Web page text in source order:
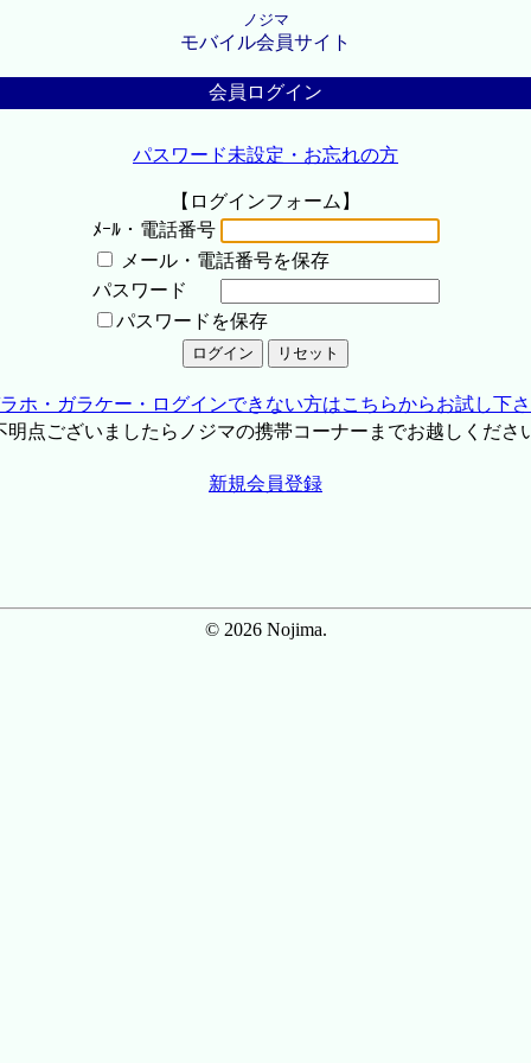
ノジマ
モバイル会員サイト
会員ログイン
パスワード未設定・お忘れの方
【ログインフォーム】
ﾒｰﾙ・電話番号
メール・電話番号を保存
パスワード
パスワードを保存
ホ・ガラケー・ログインできない方はこちらからお試し下
点ございましたらノジマの携帯コーナーまでお越しくださ
新規会員登録
© 2026 Nojima.